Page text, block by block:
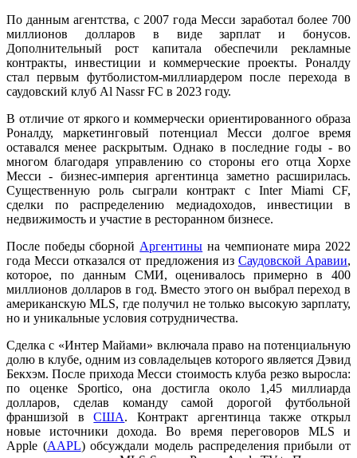
По данным агентства, с 2007 года Месси заработал более 700
миллионов долларов в виде зарплат и бонусов.
Дополнительный рост капитала обеспечили рекламные
контракты, инвестиции и коммерческие проекты. Роналду
стал первым футболистом-миллиардером после перехода в
саудовский клуб Al Nassr FC в 2023 году.
В отличие от яркого и коммерчески ориентированного образа
Роналду, маркетинговый потенциал Месси долгое время
оставался менее раскрытым. Однако в последние годы - во
многом благодаря управлению со стороны его отца Хорхе
Месси - бизнес-империя аргентинца заметно расширилась.
Существенную роль сыграли контракт с Inter Miami CF,
сделки по распределению медиадоходов, инвестиции в
недвижимость и участие в ресторанном бизнесе.
После победы сборной Аргентины на чемпионате мира 2022
года Месси отказался от предложения из Саудовской Аравии,
которое, по данным СМИ, оценивалось примерно в 400
миллионов долларов в год. Вместо этого он выбрал переход в
американскую MLS, где получил не только высокую зарплату,
но и уникальные условия сотрудничества.
Сделка с «Интер Майами» включала право на потенциальную
долю в клубе, одним из совладельцев которого является Дэвид
Бекхэм. После прихода Месси стоимость клуба резко выросла:
по оценке Sportico, она достигла около 1,45 миллиарда
долларов, сделав команду самой дорогой футбольной
франшизой вСША. Контракт аргентинца также открыл
новые источники дохода. Во время переговоров MLS и
Apple (AAPL) обсуждали модель распределения прибыли от